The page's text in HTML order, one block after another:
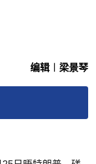
编辑︱梁景琴